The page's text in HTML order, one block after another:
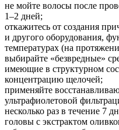
не мойте волосы после
1–2 дней;
откажитесь от создания
и другого оборудования,
температурах (на
выбирайте «безвредные»
имеющие в структурном
концентрацию щелочей;
применяйте
ультрафиолетовой
несколько раз в течение 7
головы с экстрактом